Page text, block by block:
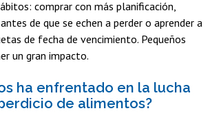
comprar con más planificación,
de que se echen a perder o aprender a
de fecha de vencimiento. Pequeños
un gran impacto.
ha enfrentado en la lucha
de alimentos?